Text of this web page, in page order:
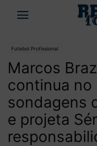
Futebol Profissional
Marcos
continua no
sondagens
e projeta